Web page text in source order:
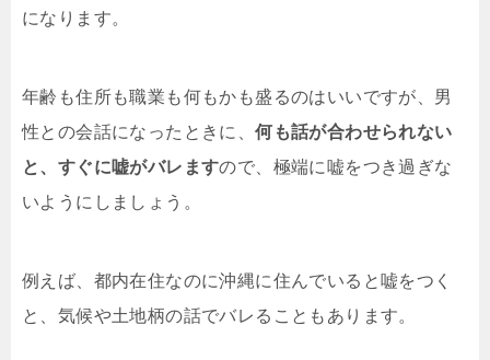
になります。
年齢も住所も職業も何もかも盛るのはいいですが、男
性との会話になったときに、何も話が合わせられない
と、すぐに嘘がバレますので、極端に嘘をつき過ぎな
いようにしましょう。
例えば、都内在住なのに沖縄に住んでいると嘘をつく
と、気候や土地柄の話でバレることもあります。